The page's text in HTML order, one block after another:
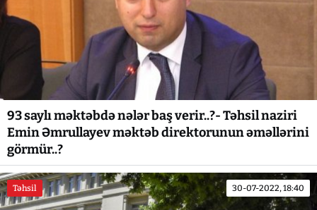
93 saylı məktəbdə nələr baş verir..?- Təhsil naziri
Emin Əmrullayev məktəb direktorunun əməllərini
görmür..?
Təhsil 30-07-2022, 18:40